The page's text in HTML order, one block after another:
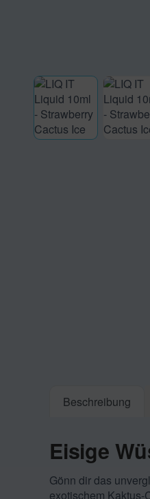
Beschreibung
Eisige
Gönn dir das
exotischem Kaktus-